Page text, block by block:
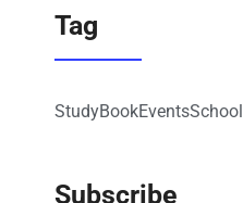
Tag
StudyBookEventsSchool
Subscribe